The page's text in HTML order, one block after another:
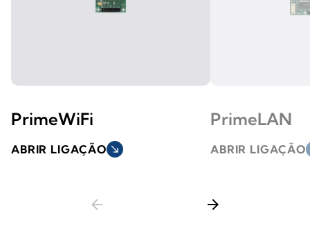
PrimeWiFi
ABRIR LIGAÇÃO south_east
PrimeLAN
ABRIR LIGAÇÃO
arrow_back arrow_forward